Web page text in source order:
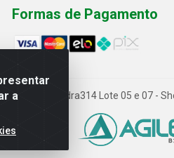
a
Formas de Pagamento
2521 - Quadra314 Lote 05 e 07 -